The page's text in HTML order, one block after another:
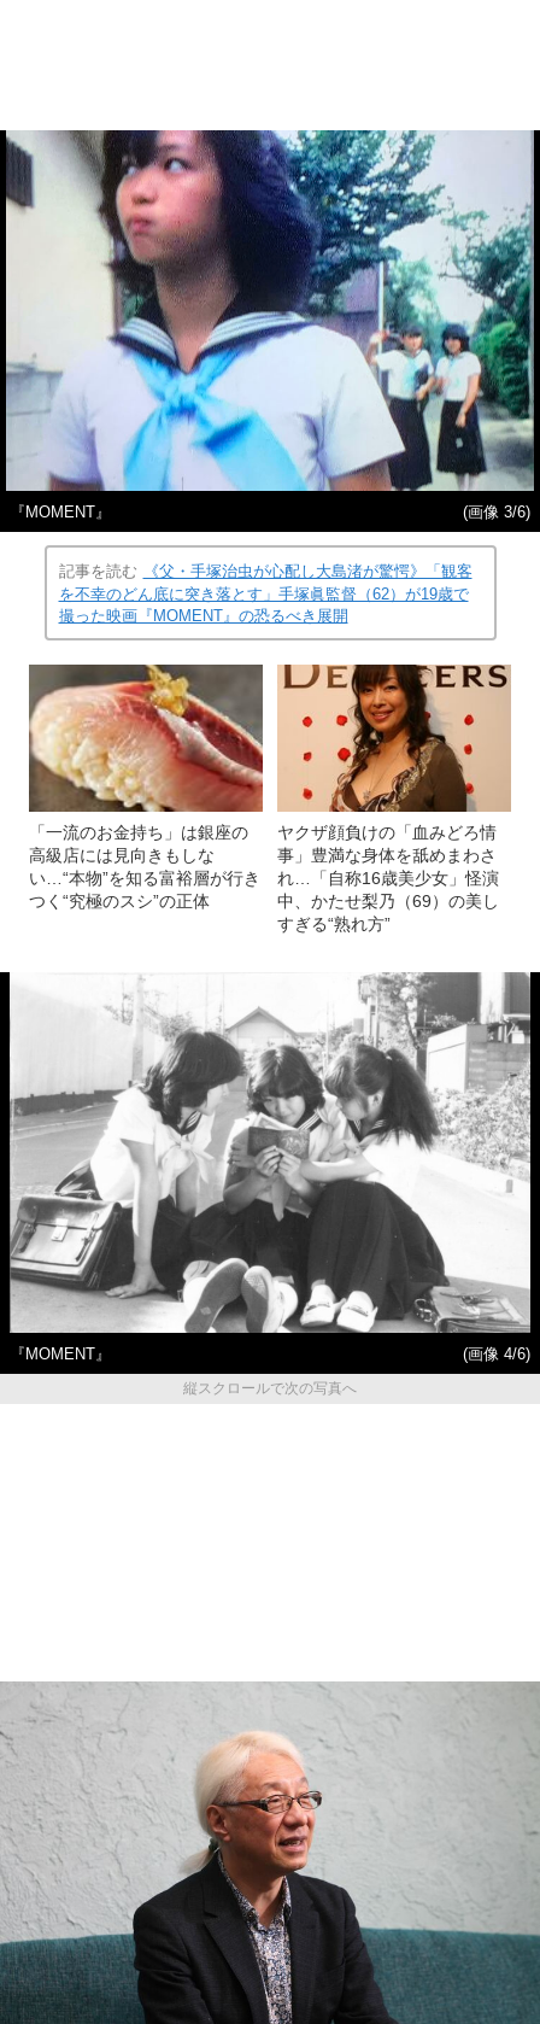
『MOMENT』 (画像 3/6)
記事を読む
《父・手塚治虫が心配し大島渚が驚愕》「観客
を不幸のどん底に突き落とす」手塚眞監督（62）が19歳で
撮った映画『MOMENT』の恐るべき展開
「一流のお金持ち」は銀座の
高級店には見向きもしな
い…“本物”を知る富裕層が行き
つく“究極のスシ”の正体
ヤクザ顔負けの「血みどろ情
事」豊満な身体を舐めまわさ
れ…「自称16歳美少女」怪演
中、かたせ梨乃（69）の美し
すぎる“熟れ方”
『MOMENT』
(画像 4/6)
縦スクロールで次の写真へ